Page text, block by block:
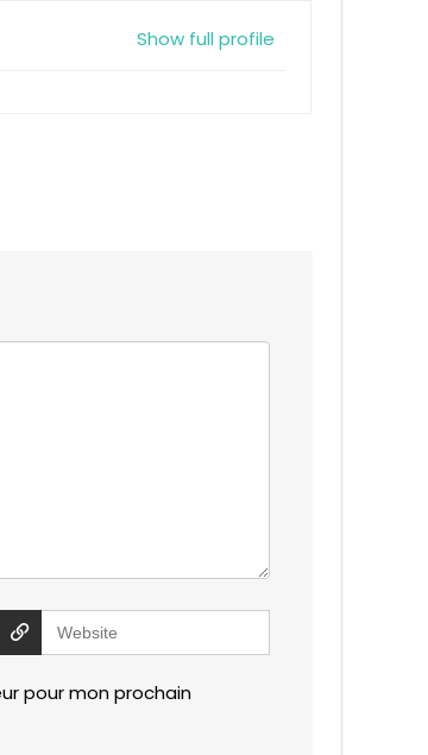
Show full profile
pour mon prochain